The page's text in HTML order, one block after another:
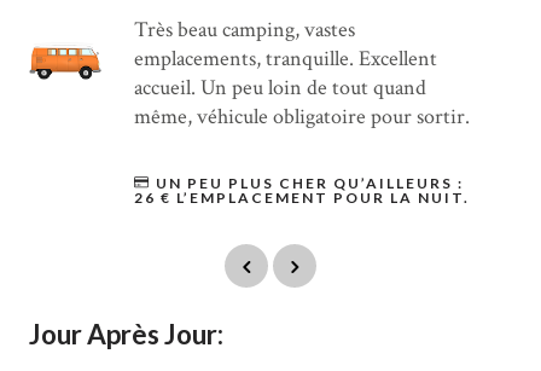
Très beau camping, vastes
emplacements, tranquille. Excellent
accueil. Un peu loin de tout quand
même, véhicule obligatoire pour sortir.
UN PEU PLUS CHER QU’AILLEURS :
26 € L’EMPLACEMENT POUR LA NUIT.
Jour Après Jour: